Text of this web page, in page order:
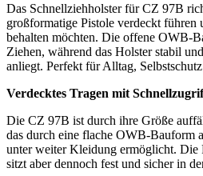
Das Schnellziehholster für CZ 97B
großformatige Pistole verdeckt
behalten möchten. Die offene OWB-
Ziehen, während das Holster stabil
anliegt. Perfekt für Alltag,
Verdecktes Tragen mit
Die CZ 97B ist durch ihre Größe
das durch eine flache OWB-Bauform
unter weiter Kleidung ermöglicht. Die
sitzt aber dennoch fest und sicher in